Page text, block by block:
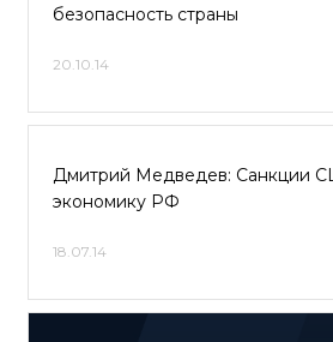
безопасность страны
20.10.14
Дмитрий Медведев: Санкции
экономику РФ
18.07.14